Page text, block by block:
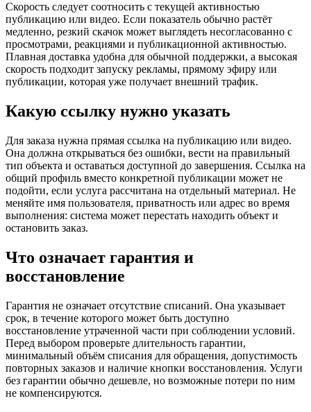
Скорость следует соотносить с текущей активностью
публикацию или видео. Если показатель обычно растёт
медленно, резкий скачок может выглядеть несогласованно с
просмотрами, реакциями и публикационной активностью.
Плавная доставка удобна для обычной поддержки, а высокая
скорость подходит запуску рекламы, прямому эфиру или
публикации, которая уже получает внешний трафик.
Какую ссылку нужно указать
Для заказа нужна прямая ссылка на публикацию или видео.
Она должна открываться без ошибки, вести на правильный
тип объекта и оставаться доступной до завершения. Ссылка на
общий профиль вместо конкретной публикации может не
подойти, если услуга рассчитана на отдельный материал. Не
меняйте имя пользователя, приватность или адрес во время
выполнения: система может перестать находить объект и
остановить заказ.
Что означает гарантия и
восстановление
Гарантия не означает отсутствие списаний. Она указывает
срок, в течение которого может быть доступно
восстановление утраченной части при соблюдении условий.
Перед выбором проверьте длительность гарантии,
минимальный объём списания для обращения, допустимость
повторных заказов и наличие кнопки восстановления. Услуги
без гарантии обычно дешевле, но возможные потери по ним
не компенсируются.